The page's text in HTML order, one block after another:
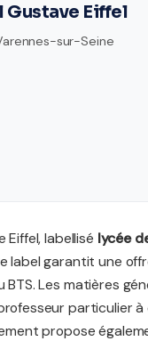
Gustave Eiffel
sur-Seine
Eiffel, labellisé lycée
label garantit une
Les matières
particulier
propose